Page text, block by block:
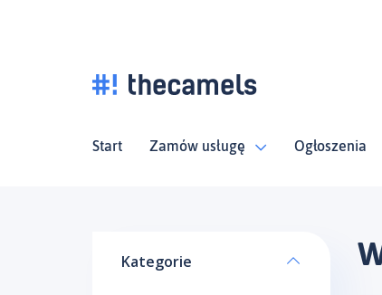
Start Zamów usługę Ogłoszenia
Kategorie